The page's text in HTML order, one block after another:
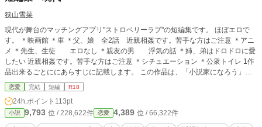
狭山雪菜
現代が舞台のマッチングアプリ"ストロベリーラブ"の短編集です。 ほぼエロで
す。 ＊映画館 ＊車 ＊父、娘 全2話 近親相姦です。苦手な方はご注意 ＊アニ
メ ＊先生、生徒 エロなし ＊親友の男 浮気の話 ＊姉、弟はドロドロに愛
したい 近親相姦です。苦手な方はご注意 ＊シチュエーション ＊公衆トイレ 1作
品出来るごとににあらすじに記載します。 この作品は、「小説家になろう」に
も掲載しております。
恋愛 完結 短編 R18
24h.ポイント 113pt
小説 9,793 位 / 228,622件 恋愛 4,389 位 / 66,322件